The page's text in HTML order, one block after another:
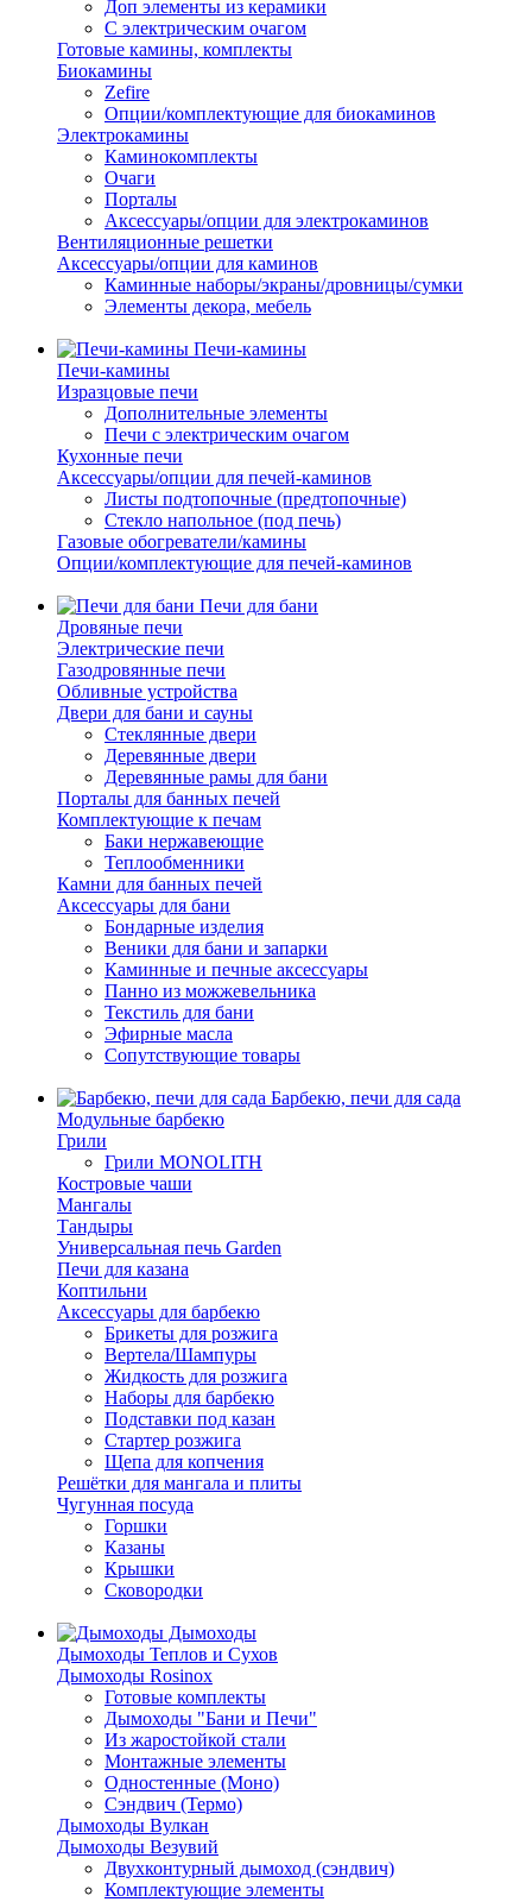
Доп элементы из керамики
С электрическим очагом
Готовые камины, комплекты
Биокамины
Zefire
Опции/комплектующие для биокаминов
Электрокамины
Каминокомплекты
Очаги
Порталы
Аксессуары/опции для электрокаминов
Вентиляционные решетки
Аксессуары/опции для каминов
Каминные наборы/экраны/дровницы/сумки
Элементы декора, мебель
Печи-камины
Печи-камины
Изразцовые печи
Дополнительные элементы
Печи с электрическим очагом
Кухонные печи
Аксессуары/опции для печей-каминов
Листы подтопочные (предтопочные)
Стекло напольное (под печь)
Газовые обогреватели/камины
Опции/комплектующие для печей-каминов
Печи для бани
Дровяные печи
Электрические печи
Газодровянные печи
Обливные устройства
Двери для бани и сауны
Стеклянные двери
Деревянные двери
Деревянные рамы для бани
Порталы для банных печей
Комплектующие к печам
Баки нержавеющие
Теплообменники
Камни для банных печей
Аксессуары для бани
Бондарные изделия
Веники для бани и запарки
Каминные и печные аксессуары
Панно из можжевельника
Текстиль для бани
Эфирные масла
Сопутствующие товары
Барбекю, печи для сада
Модульные барбекю
Грили
Грили MONOLITH
Костровые чаши
Мангалы
Тандыры
Универсальная печь Garden
Печи для казана
Коптильни
Аксессуары для барбекю
Брикеты для розжига
Вертела/Шампуры
Жидкость для розжига
Наборы для барбекю
Подставки под казан
Стартер розжига
Щепа для копчения
Решётки для мангала и плиты
Чугунная посуда
Горшки
Казаны
Крышки
Сковородки
Дымоходы
Дымоходы Теплов и Сухов
Дымоходы Rosinox
Готовые комплекты
Дымоходы "Бани и Печи"
Из жаростойкой стали
Монтажные элементы
Одностенные (Моно)
Сэндвич (Термо)
Дымоходы Вулкан
Дымоходы Везувий
Двухконтурный дымоход (сэндвич)
Комплектующие элементы